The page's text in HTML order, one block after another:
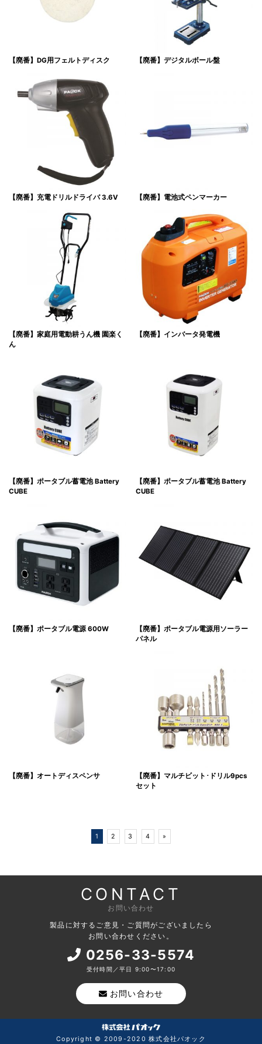
【廃番】DG用フェルトディスク 【廃番】デジタルボール盤
【廃番】充電ドリルドライバ 3.6V 【廃番】電池式ペンマーカー
【廃番】家庭用電動耕うん機 園楽く
ん
【廃番】インバータ発電機
【廃番】ポータブル蓄電池 Battery
CUBE
【廃番】ポータブル蓄電池 Battery
CUBE
【廃番】ポータブル電源 600W
【廃番】ポータブル電源用ソーラー
パネル
【廃番】オートディスペンサ
【廃番】マルチビット･ドリル9pcs
セット
1 2 3 4 »
CONTACT
お問い合わせ
製品に対するご意見・ご質問がございましたら
お問い合わせください。
0256-33-5574
受付時間／平日 9:00〜17:00
お問い合わせ
Copyright © 2009-2020 株式会社パオック